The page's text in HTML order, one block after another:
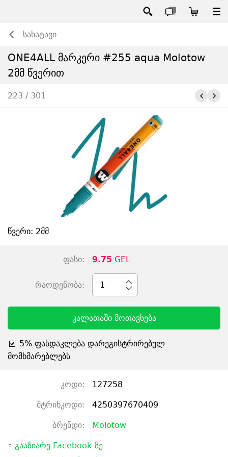
სახატავი
ONE4ALL მარკერი #255 aqua Molotow
2მმ წვერით
223 / 301
წვერი: 2მმ
ფასი: 9.75 GEL
რაოდენობა: 1
კალათაში მოთავსება
5% ფასდაკლება დარეგისტრირებულ
მომხმარებლებს
კოდი: 127258
შტრიხკოდი: 4250397670409
ბრენდი: Molotow
◦ გააზიარე Facebook-ზე